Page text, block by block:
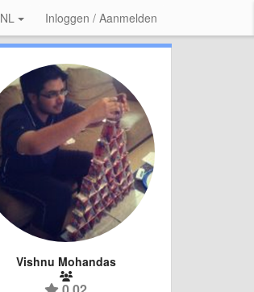
NL Inloggen / Aanmelden
Vishnu Mohandas